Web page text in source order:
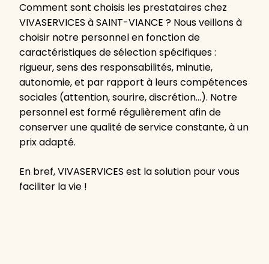
Comment sont choisis les prestataires chez
VIVASERVICES à SAINT-VIANCE ? Nous veillons à
choisir notre personnel en fonction de
caractéristiques de sélection spécifiques :
rigueur, sens des responsabilités, minutie,
autonomie, et par rapport à leurs compétences
sociales (attention, sourire, discrétion…). Notre
personnel est formé régulièrement afin de
conserver une qualité de service constante, à un
prix adapté.
En bref, VIVASERVICES est la solution pour vous
faciliter la vie !